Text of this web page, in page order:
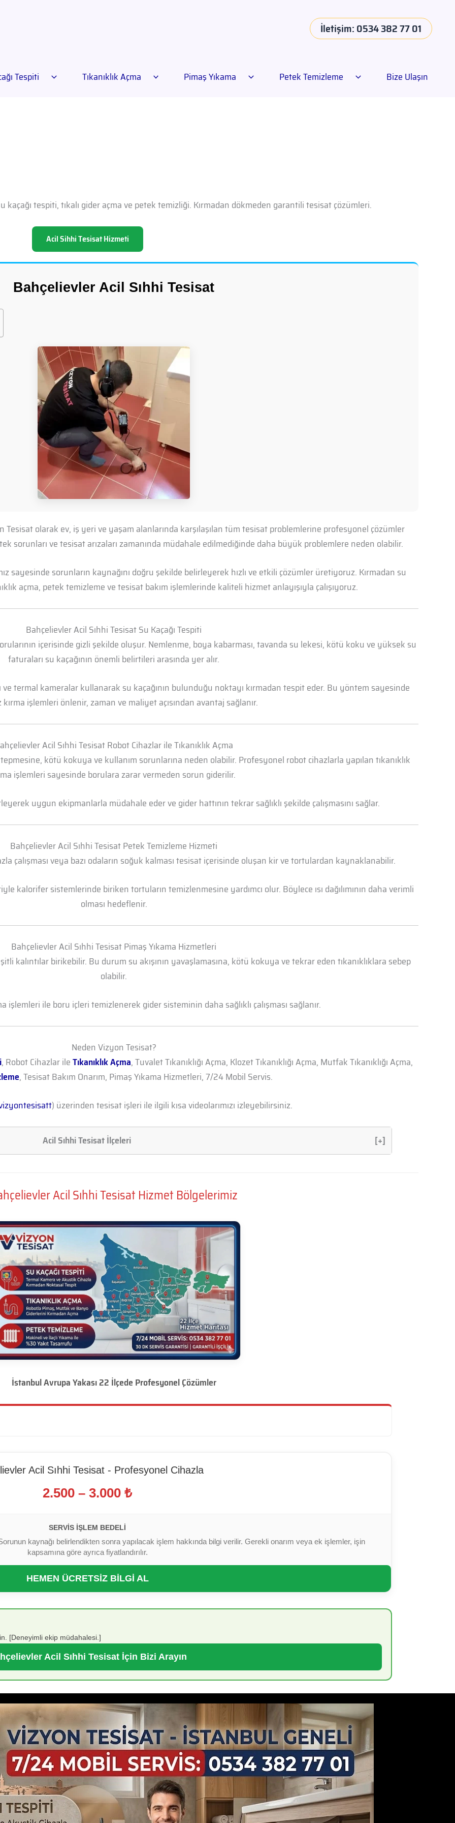
İletişim: 0534 382 77 01
Tespiti Tıkanıklık Açma Pimaş Yıkama Petek Temizleme Bize Ulaşın
kaçağı tespiti, tıkalı gider açma ve petek temizliği. Kırmadan dökmeden garantili tesisat çözümleri.
Acil Sihhi Tesisat Hizmeti
Bahçelievler Acil Sıhhi Tesisat
Tesisat olarak ev, iş yeri ve yaşam alanlarında karşılaşılan tüm tesisat problemlerine profesyonel çözümler
sorunları ve tesisat arızaları zamanında müdahale edilmediğinde daha büyük problemlere neden olabilir.
sayesinde sorunların kaynağını doğru şekilde belirleyerek hızlı ve etkili çözümler üretiyoruz. Kırmadan su
açma, petek temizleme ve tesisat bakım işlemlerinde kaliteli hizmet anlayışıyla çalışıyoruz.
Bahçelievler Acil Sıhhi Tesisat Su Kaçağı Tespiti
içerisinde gizli şekilde oluşur. Nemlenme, boya kabarması, tavanda su lekesi, kötü koku ve yüksek su
faturaları su kaçağının önemli belirtileri arasında yer alır.
termal kameralar kullanarak su kaçağının bulunduğu noktayı kırmadan tespit eder. Bu yöntem sayesinde
işlemleri önlenir, zaman ve maliyet açısından avantaj sağlanır.
Acil Sıhhi Tesisat Robot Cihazlar ile Tıkanıklık Açma
kötü kokuya ve kullanım sorunlarına neden olabilir. Profesyonel robot cihazlarla yapılan tıkanıklık
işlemleri sayesinde borulara zarar vermeden sorun giderilir.
uygun ekipmanlarla müdahale eder ve gider hattının tekrar sağlıklı şekilde çalışmasını sağlar.
Bahçelievler Acil Sıhhi Tesisat Petek Temizleme Hizmeti
çalışması veya bazı odaların soğuk kalması tesisat içerisinde oluşan kir ve tortulardan kaynaklanabilir.
kalorifer sistemlerinde biriken tortuların temizlenmesine yardımcı olur. Böylece ısı dağılımının daha verimli
olması hedeflenir.
Bahçelievler Acil Sıhhi Tesisat Pimaş Yıkama Hizmetleri
kalıntılar birikebilir. Bu durum su akışının yavaşlamasına, kötü kokuya ve tekrar eden tıkanıklıklara sebep
olabilir.
işlemleri ile boru içleri temizlenerek gider sisteminin daha sağlıklı çalışması sağlanır.
Neden Vizyon Tesisat?
, Robot Cihazlar ileTıkanıklık Açma, Tuvalet Tıkanıklığı Açma, Klozet Tıkanıklığı Açma, Mutfak Tıkanıklığı Açma,
, Tesisat Bakım Onarım, Pimaş Yıkama Hizmetleri, 7/24 Mobil Servis.
) üzerinden tesisat işleri ile ilgili kısa videolarımızı izleyebilirsiniz.
Acil Sıhhi Tesisat İlçeleri [+]
Acil Sıhhi Tesisat Hizmet Bölgelerimiz
İstanbul Avrupa Yakası 22 İlçede Profesyonel Çözümler
Acil Sıhhi Tesisat - Profesyonel Cihazla
2.500 – 3.000 ₺
SERVIS İŞLEM BEDELI
kaynağı belirlendikten sonra yapılacak işlem hakkında bilgi verilir. Gerekli onarım veya ek işlemler, işin
kapsamına göre ayrıca fiyatlandırılır.
HEMEN ÜCRETSİZ BİLGİ AL
[Deneyimli ekip müdahalesi.]
Acil Sıhhi Tesisat İçin Bizi Arayın